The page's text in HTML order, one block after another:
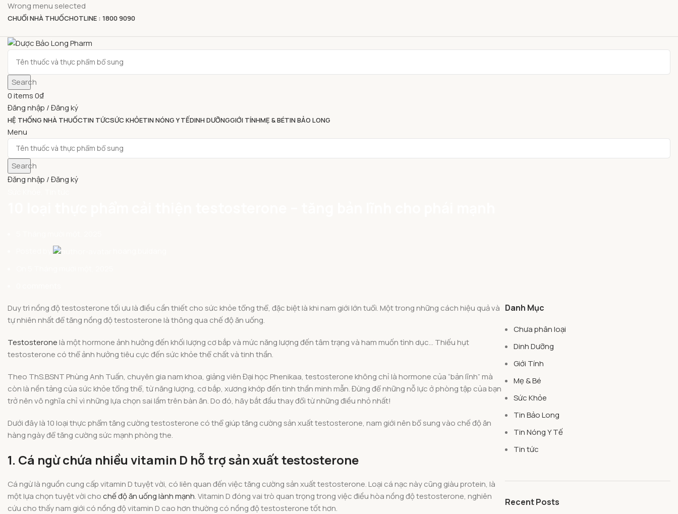
Wrong menu selected
CHUỔI NHÀ THUỐCHOTLINE : 1800 9090
Search
0items0₫
Đăng nhập / Đăng ký
HỆ THỐNG NHÀ THUỐCTIN TỨCSỨC KHỎETIN NÓNG Y TẾDINH DƯỠNGGIỚI TÍNHMẸ & BÉTIN BẢO LONG
Menu
Search
Đăng nhập / Đăng ký
Duy trì nồng độ testosterone tối ưu là điều cần thiết cho sức khỏe tổng thể, đặc biệt là khi nam giới lớn tuổi. Một trong những cách hiệu quả và
tự nhiên nhất để tăng nồng độ testosterone là thông qua chế độ ăn uống.
Testosterone là một hormone ảnh hưởng đến khối lượng cơ bắp và mức năng lượng đến tâm trạng và ham muốn tình dục… Thiếu hụt
testosterone có thể ảnh hưởng tiêu cực đến sức khỏe thể chất và tinh thần.
Theo ThS.BSNT Phùng Anh Tuấn, chuyên gia nam khoa, giảng viên Đại học Phenikaa, testosterone không chỉ là hormone của “bản lĩnh” mà
còn là nền tảng của sức khỏe tổng thể, từ năng lượng, cơ bắp, xương khớp đến tinh thần minh mẫn. Đừng để những nỗ lực ở phòng tập của bạn
trở nên vô nghĩa chỉ vì những lựa chọn sai lầm trên bàn ăn. Do đó, hãy bắt đầu thay đổi từ những điều nhỏ nhất!
Dưới đây là 10 loại thực phẩm tăng cường testosterone có thể giúp tăng cường sản xuất testosterone, nam giới nên bổ sung vào chế độ ăn
hàng ngày để tăng cường sức mạnh phòng the.
1. Cá ngừ chứa nhiều vitamin D hỗ trợ sản xuất testosterone
Cá ngừ là nguồn cung cấp vitamin D tuyệt vời, có liên quan đến việc tăng cường sản xuất testosterone. Loại cá nạc này cũng giàu protein, là
một lựa chọn tuyệt vời chochế độ ăn uống lành mạnh. Vitamin D đóng vai trò quan trọng trong việc điều hòa nồng độ testosterone, nghiên
cứu cho thấy nam giới có nồng độ vitamin D cao hơn thường có nồng độ testosterone tốt hơn.
Danh Mục
Chưa phân loại
Dinh Dưỡng
Giới Tính
Mẹ & Bé
Sức Khỏe
Tin Bảo Long
Tin Nóng Y Tế
Tin tức
Recent Posts